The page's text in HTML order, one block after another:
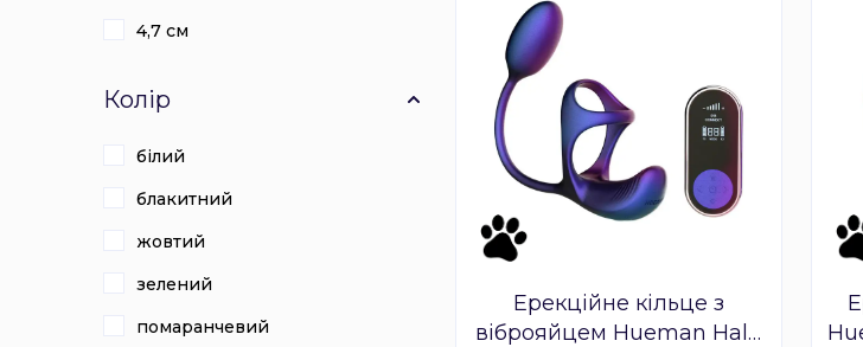
4,7 см
Колір
білий
блакитний
жовтий
зелений
помаранчевий
Ерекційне кільце з
віброяйцем Hueman Halo